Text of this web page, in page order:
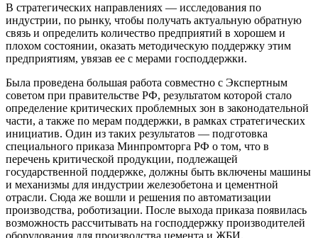
В стратегических направлениях — исследования по
индустрии, по рынку, чтобы получать актуальную обратную
связь и определить количество предприятий в хорошем и
плохом состоянии, оказать методическую поддержку этим
предприятиям, увязав ее с мерами господдержки.
Была проведена большая работа совместно с Экспертным
советом при правительстве РФ, результатом которой стало
определение критических проблемных зон в законодательной
части, а также по мерам поддержки, в рамках стратегических
инициатив. Один из таких результатов — подготовка
специального приказа Минпромторга РФ о том, что в
перечень критической продукции, подлежащей
государственной поддержке, должны быть включены машины
и механизмы для индустрии железобетона и цементной
отрасли. Сюда же вошли и решения по автоматизации
производства, роботизации. После выхода приказа появилась
возможность рассчитывать на господдержку производителей
оборудования для производства цемента и ЖБИ.